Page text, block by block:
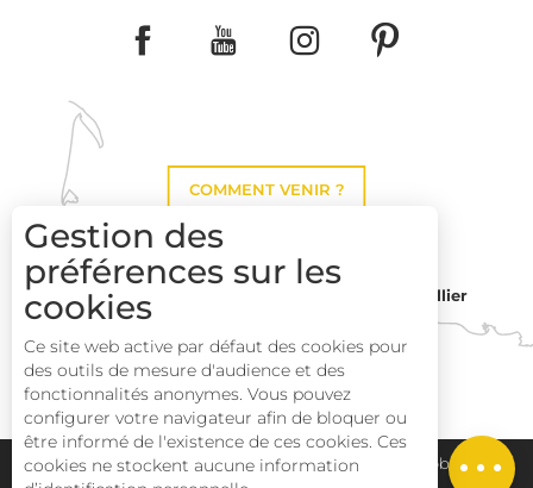
Description
COMMENT VENIR ?
Montpellier
Perpignan
Plan du site Pays Haut Languedoc et Vignobles
Gestion des
préférences sur les
cookies
Ce site web active par défaut des cookies pour
des outils de mesure d'audience et des
fonctionnalités anonymes. Vous pouvez
configurer votre navigateur afin de bloquer ou
être informé de l'existence de ces cookies. Ces
cookies ne stockent aucune information